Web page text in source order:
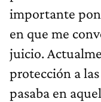
importante
en que me
juicio.
protección a
pasaba en